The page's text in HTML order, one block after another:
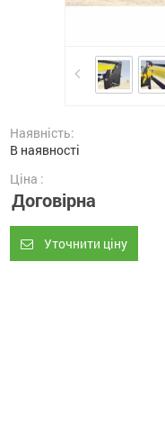
Наявність:
В наявності
Ціна :
Договірна
Уточнити ціну